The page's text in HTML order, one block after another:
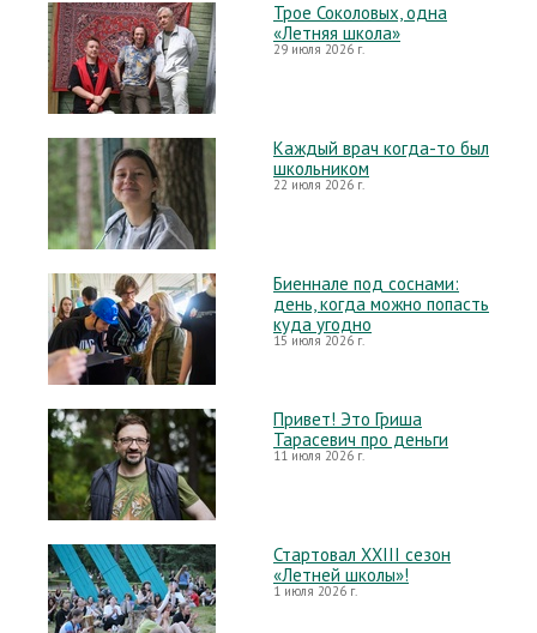
Трое Соколовых, одна
«Летняя школа»
29 июля 2026 г.
Каждый врач когда-то был
школьником
22 июля 2026 г.
Биеннале под соснами:
день, когда можно попасть
куда угодно
15 июля 2026 г.
Привет! Это Гриша
Тарасевич про деньги
11 июля 2026 г.
Стартовал XXIII сезон
«Летней школы»!
1 июля 2026 г.